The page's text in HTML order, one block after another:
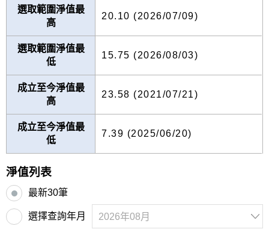
選取範圍淨值最
高
20.10 (2026/07/09)
選取範圍淨值最
低
15.75 (2026/08/03)
成立至今淨值最
高
23.58 (2021/07/21)
成立至今淨值最
低
7.39 (2025/06/20)
淨值列表
最新30筆
選擇查詢年月